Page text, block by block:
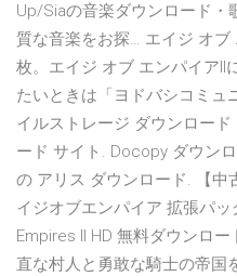
Up/Siaの音楽ダウンロード・
質な音楽をお探… エイジ オ
枚。エイジ オブ エンパイアll
たいときは「ヨドバシコミュ
イルストレージ ダウンロー
ード サイト. Docopy ダウン
の アリス ダウンロード. 【中
イジオブエンパイア 拡張パ
Empires II HD 無料ダウンロ
直な村人と勇敢な騎士の帝国